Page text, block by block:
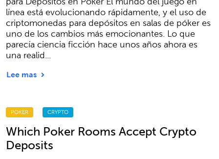
línea está evolucionando rápidamente, y el uso de
criptomonedas para depósitos en salas de póker es
uno de los cambios más emocionantes. Lo que
parecía ciencia ficción hace unos años ahora es
una realid...
Lee mas
POKER CRYPTO
Which Poker Rooms Accept Crypto
Deposits